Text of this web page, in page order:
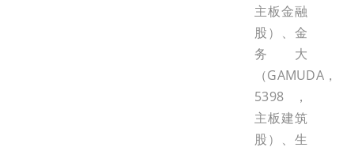
主板金融
股）、金
务大
（GAMUDA，
5398，
主板建筑
股）、生